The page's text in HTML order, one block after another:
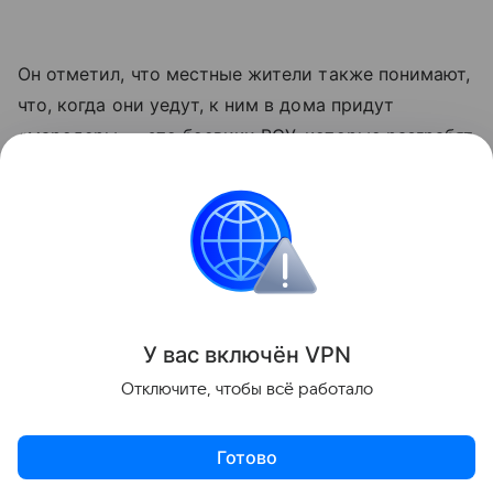
Он отметил, что местные жители также понимают,
что, когда они уедут, к ним в дома придут
«мародеры — это боевики ВСУ, которые разграбят
Потенциальные
«сепаратисты»
не рассматривают местное население в качестве
того, кого необходимо защищать. По его словам,
сепаратистами».
У вас включён VPN
Отключите, чтобы всё работало
Готово